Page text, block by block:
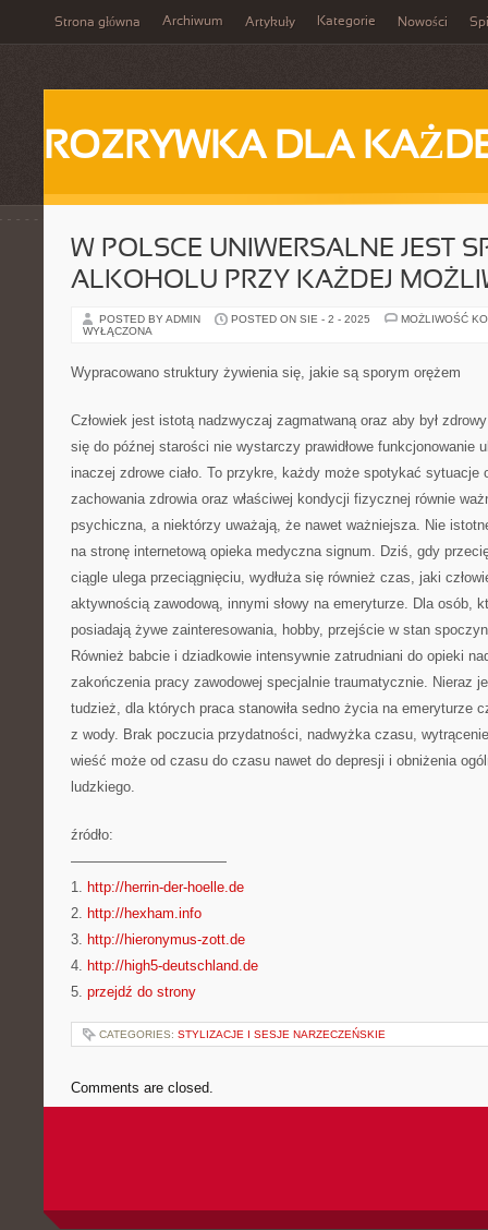
Strona główna Archiwum Artykuły Kategorie Nowości
ROZRYWKA DLA
W POLSCE UNIWERSALNE JEST
ALKOHOLU PRZY KAŻDEJ
POSTED BY ADMIN POSTED ON SIE - 2 - 2025
MOŻLIWOŚĆ
WYŁĄCZONA
Wypracowano struktury żywienia się, jakie są sporym orężem
Człowiek jest istotą nadzwyczaj zagmatwaną oraz aby był
się do późnej starości nie wystarczy prawidłowe funkcjonowanie
inaczej zdrowe ciało. To przykre, każdy może spotykać sytuacje
zachowania zdrowia oraz właściwej kondycji fizycznej równie
psychiczna, a niektórzy uważają, że nawet ważniejsza. Nie
na stronę internetową opieka medyczna signum. Dziś, gdy
ciągle ulega przeciągnięciu, wydłuża się również czas, jaki
aktywnością zawodową, innymi słowy na emeryturze. Dla osób,
posiadają żywe zainteresowania, hobby, przejście w stan
Również babcie i dziadkowie intensywnie zatrudniani do opieki
zakończenia pracy zawodowej specjalnie traumatycznie. Nieraz
tudzież, dla których praca stanowiła sedno życia na emeryturze
z wody. Brak poczucia przydatności, nadwyżka czasu,
wieść może od czasu do czasu nawet do depresji i obniżenia
ludzkiego.
źródło:
———————————
1. http://herrin-der-hoelle.de
2. http://hexham.info
3. http://hieronymus-zott.de
4. http://high5-deutschland.de
5. przejdź do strony
CATEGORIES: STYLIZACJE I SESJE NARZECZEŃSKIE
Comments are closed.